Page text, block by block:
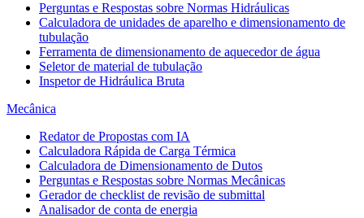
Perguntas e Respostas sobre Normas Hidráulicas
Calculadora de unidades de aparelho e dimensionamento de
tubulação
Ferramenta de dimensionamento de aquecedor de água
Seletor de material de tubulação
Inspetor de Hidráulica Bruta
Mecânica
Redator de Propostas com IA
Calculadora Rápida de Carga Térmica
Calculadora de Dimensionamento de Dutos
Perguntas e Respostas sobre Normas Mecânicas
Gerador de checklist de revisão de submittal
Analisador de conta de energia